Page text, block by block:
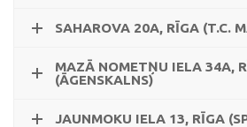
SAHAROVA 20A, RĪGA (T.C.
MAZĀ NOMETŅU IELA 34A,
(ĀGENSKALNS)
JAUNMOKU IELA 13, RĪGA